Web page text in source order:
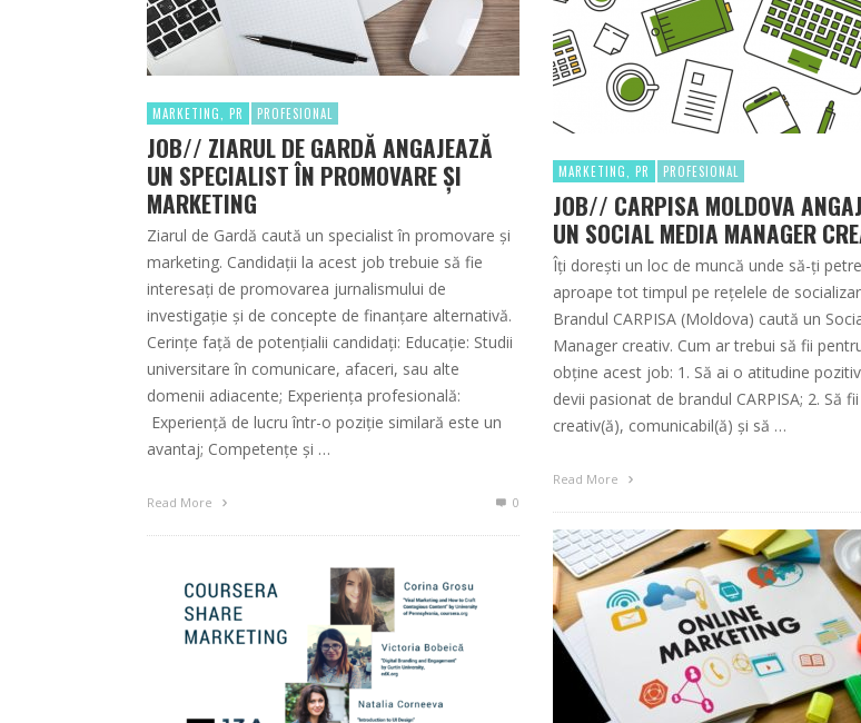
MARKETING, PR PROFESIONAL
JOB// ZIARUL DE GARDĂ ANGAJEAZĂ
UN SPECIALIST ÎN PROMOVARE ȘI
MARKETING
Ziarul de Gardă caută un specialist în promovare și
marketing. Candidații la acest job trebuie să fie
interesați de promovarea jurnalismului de
investigație și de concepte de finanțare alternativă.
Cerințe față de potențialii candidați: Educație: Studii
universitare în comunicare, afaceri, sau alte
domenii adiacente; Experiența profesională:
Experiență de lucru într-o poziţie similară este un
avantaj; Competențe și …
Read More 0
MARKETING, PR PROFESIONAL
JOB// CARPISA MOLDOVA
UN SOCIAL MEDIA MANAGER
Îți dorești un loc de muncă unde să-ți
aproape tot timpul pe rețelele de
Brandul CARPISA (Moldova) caută un
Manager creativ. Cum ar trebui să fii
obține acest job: 1. Să ai o atitudine
devii pasionat de brandul CARPISA; 2. Să fii
creativ(ă), comunicabil(ă) și să …
Read More